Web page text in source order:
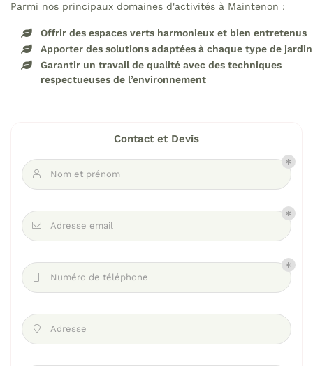
Parmi nos principaux domaines d'activités à Maintenon :
Offrir des espaces verts harmonieux et bien entretenus
Apporter des solutions adaptées à chaque type de jardin
Garantir un travail de qualité avec des techniques
respectueuses de l’environnement
Contact et Devis
 Nom et prénom
 Adresse email
Numéro de téléphone
 Adresse